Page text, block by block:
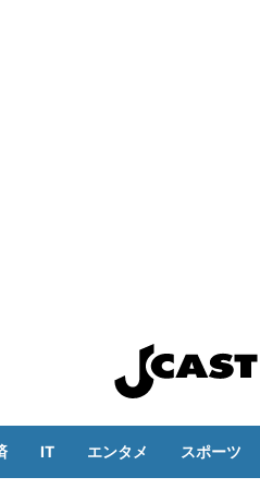
IT エンタメ スポーツ